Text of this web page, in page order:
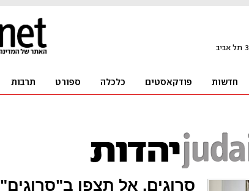
סרוגים, אל תצפו ב"סרוגים"